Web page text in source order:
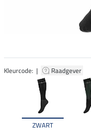
Kleurcode: | Raadgever
ZWART